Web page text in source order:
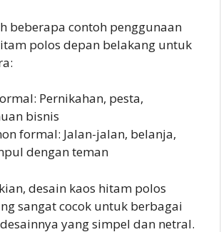
beberapa contoh penggunaan
polos depan belakang untuk
Pernikahan, pesta,
bisnis
formal: Jalan-jalan, belanja,
dengan teman
desain kaos hitam polos
sangat cocok untuk berbagai
yang simpel dan netral.